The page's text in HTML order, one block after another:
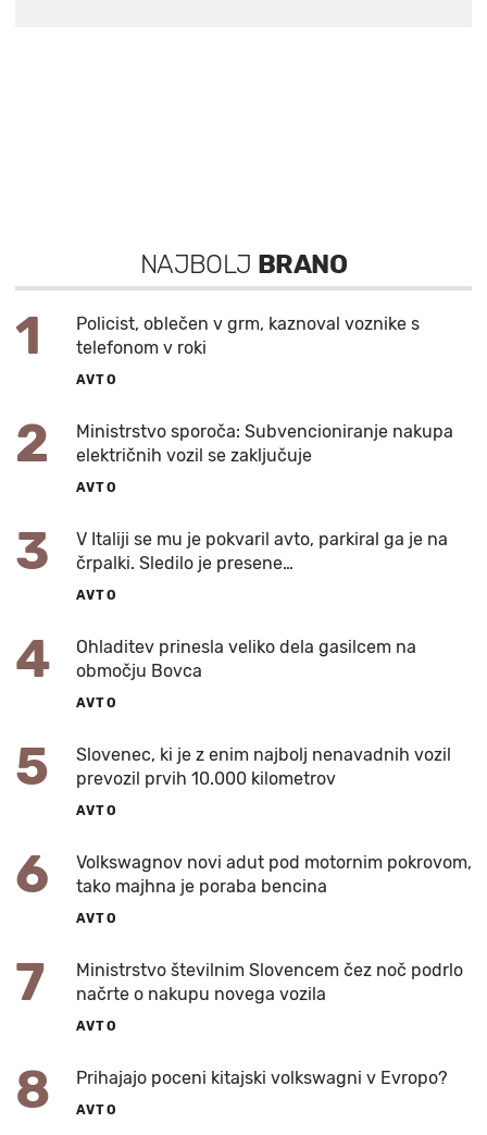
NAJBOLJ BRANO
1
Policist, oblečen v grm, kaznoval voznike s
telefonom v roki
AVTO
2
Ministrstvo sporoča: Subvencioniranje nakupa
električnih vozil se zaključuje
AVTO
3
V Italiji se mu je pokvaril avto, parkiral ga je na
črpalki. Sledilo je presene…
AVTO
4
Ohladitev prinesla veliko dela gasilcem na
območju Bovca
AVTO
5
Slovenec, ki je z enim najbolj nenavadnih vozil
prevozil prvih 10.000 kilometrov
AVTO
6
Volkswagnov novi adut pod motornim pokrovom,
tako majhna je poraba bencina
AVTO
7
Ministrstvo številnim Slovencem čez noč podrlo
načrte o nakupu novega vozila
AVTO
8 Prihajajo poceni kitajski volkswagni v Evropo?
AVTO